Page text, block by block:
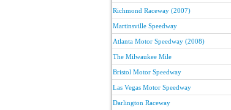
Richmond Raceway (2007)
Martinsville Speedway
Atlanta Motor Speedway (2008)
The Milwaukee Mile
Bristol Motor Speedway
Las Vegas Motor Speedway
Darlington Raceway